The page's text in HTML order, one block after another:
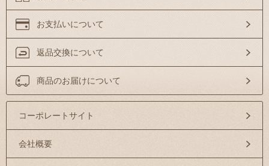
お支払いについて
返品交換について
商品のお届けについて
コーポレートサイト
会社概要